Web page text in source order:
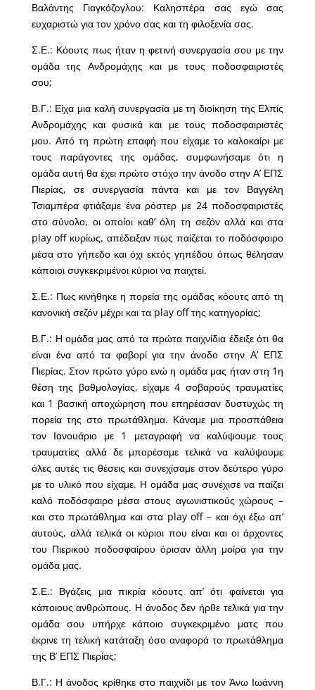
Βαλάντης Γιαγκόζογλου: Καλησπέρα σας εγώ σας
ευχαριστώ για τον χρόνο σας και τη φιλοξενία σας.
Σ.Ε.: Κόουτς πως ήταν η φετινή συνεργασία σου με την
ομάδα της Ανδρομάχης και με τους ποδοσφαιριστές
σου;
Β.Γ.: Είχα μια καλή συνεργασία με τη διοίκηση της Ελπίς
Ανδρομάχης και φυσικά και με τους ποδοσφαιριστές
μου. Από τη πρώτη επαφή που είχαμε το καλοκαίρι με
τους παράγοντες της ομάδας, συμφωνήσαμε ότι η
ομάδα αυτή θα έχει πρώτο στόχο την άνοδο στην Α’ ΕΠΣ
Πιερίας, σε συνεργασία πάντα και με τον Βαγγέλη
Τσιαμπέρα φτιάξαμε ένα ρόστερ με 24 ποδοσφαιριστές
στο σύνολο, οι οποίοι καθ’ όλη τη σεζόν αλλά και στα
play off κυρίως, απέδειξαν πως παίζεται το ποδόσφαιρο
μέσα στο γήπεδο και όχι εκτός γηπέδου όπως θέλησαν
κάποιοι συγκεκριμένοι κύριοι να παιχτεί.
Σ.Ε.: Πως κινήθηκε η πορεία της ομάδας κόουτς από τη
κανονική σεζόν μέχρι και τα play off της κατηγορίας;
Β.Γ.: Η ομάδα μας από τα πρώτα παιχνίδια έδειξε ότι θα
είναι ένα από τα φαβορί για την άνοδο στην Α’ ΕΠΣ
Πιερίας. Στον πρώτο γύρο ενώ η ομάδα μας ήταν στη 1η
θέση της βαθμολογίας, είχαμε 4 σοβαρούς τραυματίες
και 1 βασική αποχώρηση που επηρέασαν δυστυχώς τη
πορεία της στο πρωτάθλημα. Κάναμε μια προσπάθεια
τον Ιανουάριο με 1 μεταγραφή να καλύψουμε τους
τραυματίες αλλά δε μπορέσαμε τελικά να καλύψουμε
όλες αυτές τις θέσεις και συνεχίσαμε στον δεύτερο γύρο
με το υλικό που είχαμε. Η ομάδα μας συνέχισε να παίζει
καλό ποδόσφαιρο μέσα στους αγωνιστικούς χώρους –
και στο πρωτάθλημα και στα play off – και όχι έξω απ’
αυτούς, αλλά τελικά οι κύριοι που είναι και οι άρχοντες
του Πιερικού ποδοσφαίρου όρισαν άλλη μοίρα για την
ομάδα μας.
Σ.Ε.: Βγάζεις μια πικρία κόουτς απ’ ότι φαίνεται για
κάποιους ανθρώπους. Η άνοδος δεν ήρθε τελικά για την
ομάδα σου υπήρχε κάποιο συγκεκριμένο ματς που
έκρινε τη τελική κατάταξη όσο αναφορά το πρωτάθλημα
της Β’ ΕΠΣ Πιερίας;
Β.Γ.: Η άνοδος κρίθηκε στο παιχνίδι με τον Άνω Ιωάννη